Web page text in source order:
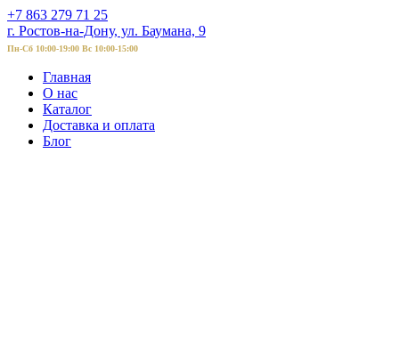
+7 863 279 71 25
г. Ростов-на-Дону, ул. Баумана, 9
Пн-Сб 10:00-19:00 Вс 10:00-15:00
Главная
О нас
Каталог
Доставка и оплата
Блог